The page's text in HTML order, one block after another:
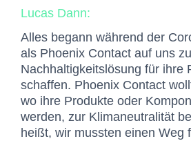
Lucas Dann:
Alles begann während der
als Phoenix Contact auf uns
Nachhaltigkeitslösung für ihre
schaffen. Phoenix Contact
wo ihre Produkte oder
werden, zur Klimaneutralität
heißt, wir mussten einen Weg